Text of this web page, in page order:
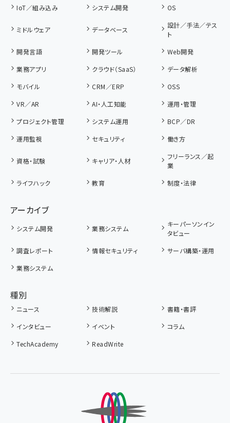
IoT／組み込み
システム開発 OS
ミドルウェア データベース
設計／手法／テス
ト
開発言語
開発ツール
Web開発
業務アプリ
クラウド（SaaS）
データ解析
モバイル
CRM／ERP
OSS
VR／AR
AI・人工知能
運用・管理
プロジェクト管理
システム運用
BCP／DR
運用監視
セキュリティ 働き方
資格・試験 キャリア・人材
フリーランス／起
業
ライフハック
教育 制度・法律
アーカイブ
システム開発 業務システム
キーパーソンイン
タビュー
調査レポート
情報セキュリティ
サーバ構築・運用
業務システム
種別
ニュース 技術解説
書籍・書評
インタビュー
イベント
コラム
TechAcademy
ReadWrite